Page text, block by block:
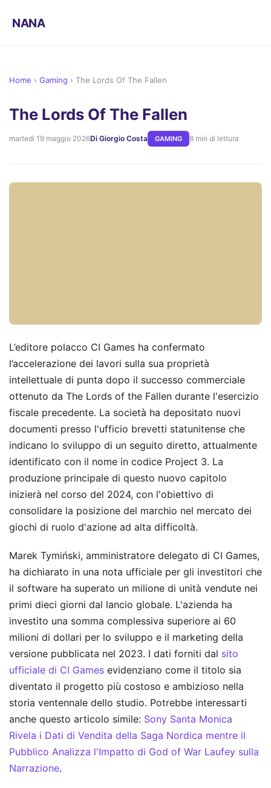
NANA
Home › Gaming › The Lords Of The Fallen
The Lords Of The Fallen
martedì 19 maggio 2026Di Giorgio Costa GAMING 8 min di lettura
L’editore polacco CI Games ha confermato
l’accelerazione dei lavori sulla sua proprietà
intellettuale di punta dopo il successo commerciale
ottenuto da The Lords of the Fallen durante l'esercizio
fiscale precedente. La società ha depositato nuovi
documenti presso l'ufficio brevetti statunitense che
indicano lo sviluppo di un seguito diretto, attualmente
identificato con il nome in codice Project 3. La
produzione principale di questo nuovo capitolo
inizierà nel corso del 2024, con l'obiettivo di
consolidare la posizione del marchio nel mercato dei
giochi di ruolo d'azione ad alta difficoltà.
Marek Tymiński, amministratore delegato di CI Games,
ha dichiarato in una nota ufficiale per gli investitori che
il software ha superato un milione di unità vendute nei
primi dieci giorni dal lancio globale. L'azienda ha
investito una somma complessiva superiore ai 60
milioni di dollari per lo sviluppo e il marketing della
versione pubblicata nel 2023. I dati forniti dal sito
ufficiale di CI Games evidenziano come il titolo sia
diventato il progetto più costoso e ambizioso nella
storia ventennale dello studio. Potrebbe interessarti
anche questo articolo simile: Sony Santa Monica
Rivela i Dati di Vendita della Saga Nordica mentre il
Pubblico Analizza l'Impatto di God of War Laufey sulla
Narrazione.